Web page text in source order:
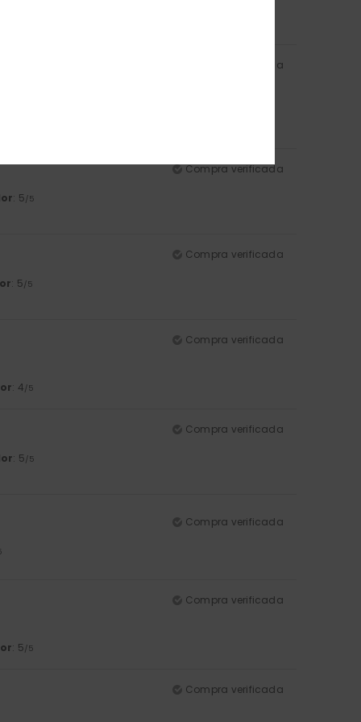
Compra verificada
Compra verificada
: 5 /5
Compra verificada
: 5 /5
Compra verificada
: 4 /5
Compra verificada
: 5 /5
Compra verificada
Compra verificada
: 5 /5
Compra verificada